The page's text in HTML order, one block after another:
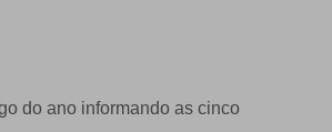
do ano informando as cinco